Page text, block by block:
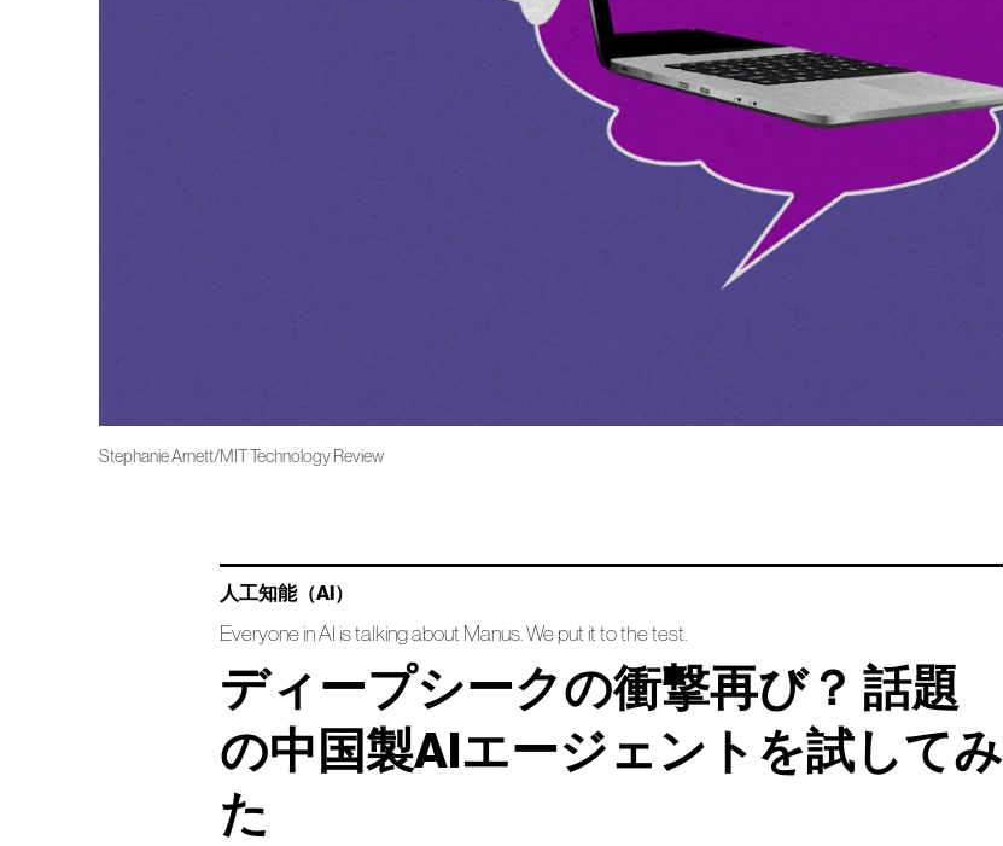
Stephanie Arnett/MIT Technology Review
人工知能（AI）
Everyone in AI is talking about Manus. We put it to the test.
ディープシークの衝撃再び？ 話題
の中国製AIエージェントを試してみ
た